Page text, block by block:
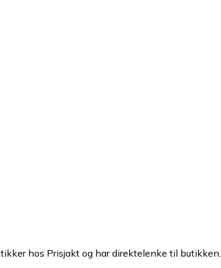
hos Prisjakt og har direktelenke til butikken.